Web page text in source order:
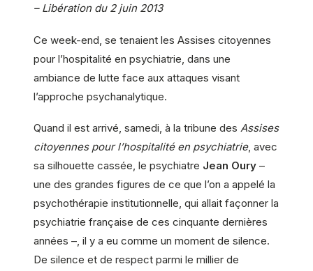
– Libération du 2 juin 2013
Ce week-end, se tenaient les Assises citoyennes
pour l’hospitalité en psychiatrie, dans une
ambiance de lutte face aux attaques visant
l’approche psychanalytique.
Quand il est arrivé, samedi, à la tribune des Assises
citoyennes pour l’hospitalité en psychiatrie, avec
sa silhouette cassée, le psychiatre Jean Oury –
une des grandes figures de ce que l’on a appelé la
psychothérapie institutionnelle, qui allait façonner la
psychiatrie française de ces cinquante dernières
années –, il y a eu comme un moment de silence.
De silence et de respect parmi le millier de